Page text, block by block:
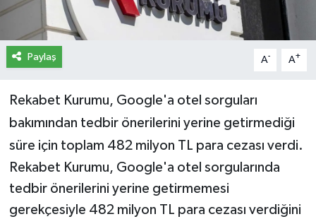
Paylaş A- A+
Rekabet Kurumu, Google'a otel sorguları
bakımından tedbir önerilerini yerine getirmediği
süre için toplam 482 milyon TL para cezası verdi.
Rekabet Kurumu, Google'a otel sorgularında
tedbir önerilerini yerine getirmemesi
gerekçesiyle 482 milyon TL para cezası verdiğini
Yasal Uyarı